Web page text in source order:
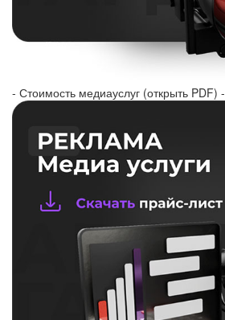
- Стоимость медиауслуг (открыть PDF) -